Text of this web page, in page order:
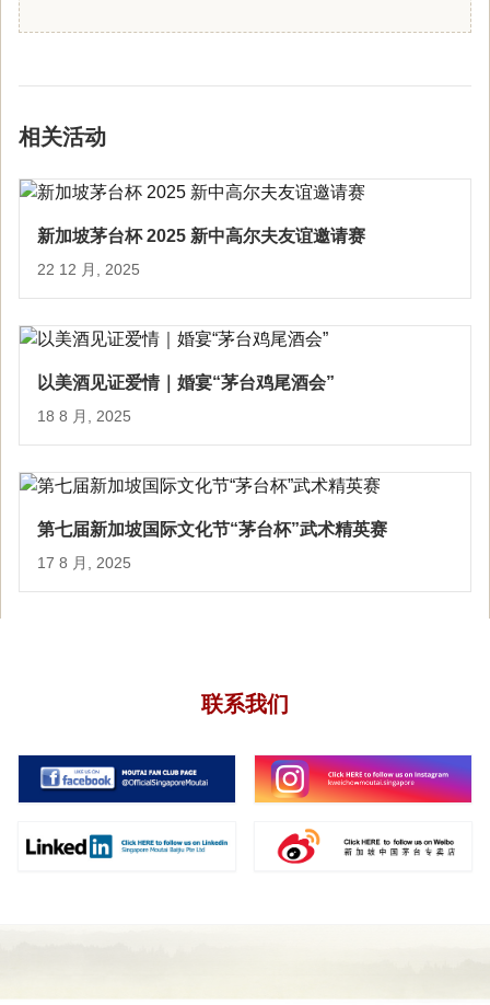
相关活动
新加坡茅台杯 2025 新中高尔夫友谊邀请赛
22 12 月, 2025
以美酒见证爱情｜婚宴“茅台鸡尾酒会”
18 8 月, 2025
第七届新加坡国际文化节“茅台杯”武术精英赛
17 8 月, 2025
联系我们